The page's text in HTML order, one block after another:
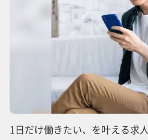
1日だけ働きたい、を叶える求